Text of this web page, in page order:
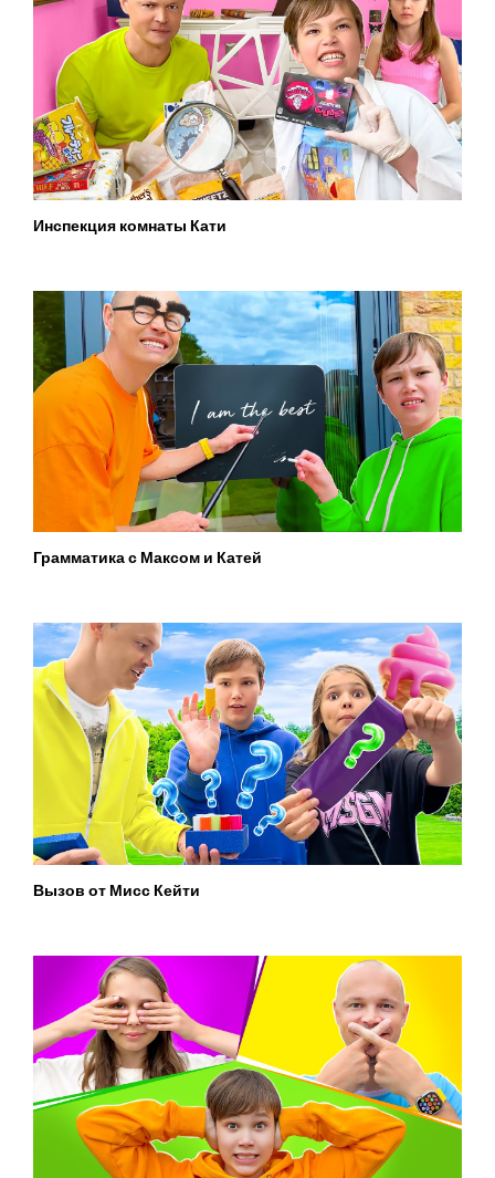
Инспекция комнаты Кати
Грамматика с Максом и Катей
Вызов от Мисс Кейти